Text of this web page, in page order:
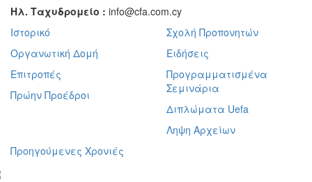
Ηλ. Ταχυδρομείο : info@cfa.com.cy
Ιστορικό
Οργανωτική Δομή
Επιτροπές
Πρώην Προέδροι
Σχολή Προπονητών
Ειδήσεις
Προγραμματισμένα
Σεμινάρια
Διπλώματα Uefa
Ληψη Αρχείων
Προηγούμενες Χρονιές